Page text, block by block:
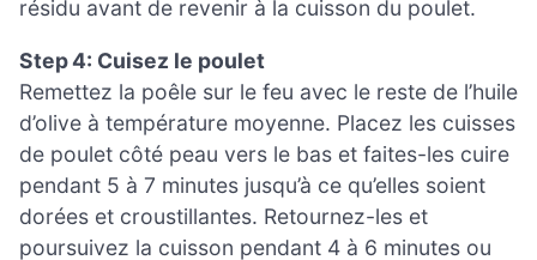
résidu avant de revenir à la cuisson du poulet.
Step 4: Cuisez le poulet
Remettez la poêle sur le feu avec le reste de l’huile
d’olive à température moyenne. Placez les cuisses
de poulet côté peau vers le bas et faites-les cuire
pendant 5 à 7 minutes jusqu’à ce qu’elles soient
dorées et croustillantes. Retournez-les et
poursuivez la cuisson pendant 4 à 6 minutes ou